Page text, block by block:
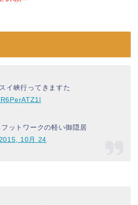
イ峡行ってきますた
ットワークの軽い御隠居
10月 24